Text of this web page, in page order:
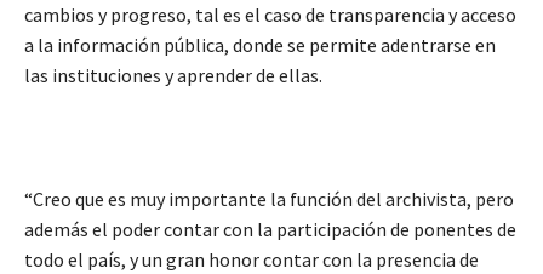
cambios y progreso, tal es el caso de transparencia y acceso
a la información pública, donde se permite adentrarse en
las instituciones y aprender de ellas.
“Creo que es muy importante la función del archivista, pero
además el poder contar con la participación de ponentes de
todo el país, y un gran honor contar con la presencia de